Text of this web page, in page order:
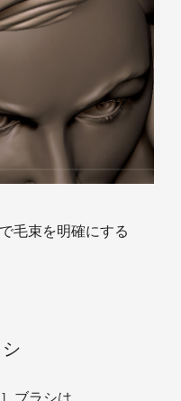
毛束を明確にする
ブラシは